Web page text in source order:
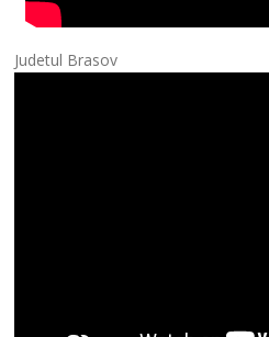
Judetul Brasov